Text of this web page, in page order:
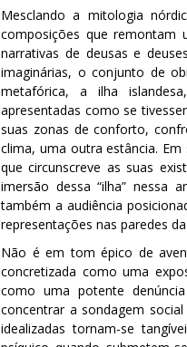
Mesclando a mitologia
composições que remontam
narrativas de deusas e
imaginárias, o conjunto de
metafórica, a ilha
apresentadas como se
suas zonas de conforto,
clima, uma outra estância.
que circunscreve as suas
imersão dessa “ilha” nessa
também a audiência
representações nas paredes
Não é em tom épico de
concretizada como uma
como uma potente
concentrar a sondagem
idealizadas tornam-se